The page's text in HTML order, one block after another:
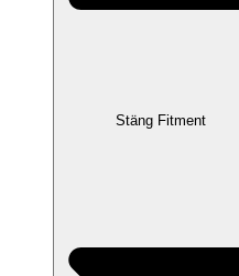
Stäng Fitment